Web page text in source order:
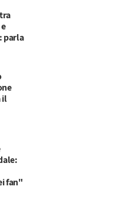
parla
il
fan"